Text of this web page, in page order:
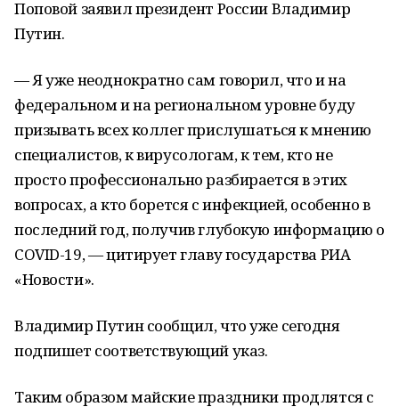
Поповой заявил президент России Владимир
Путин.
— Я уже неоднократно сам говорил, что и на
федеральном и на региональном уровне буду
призывать всех коллег прислушаться к мнению
специалистов, к вирусологам, к тем, кто не
просто профессионально разбирается в этих
вопросах, а кто борется с инфекцией, особенно в
последний год, получив глубокую информацию о
COVID-19, — цитирует главу государства РИА
«Новости».
Владимир Путин сообщил, что уже сегодня
подпишет соответствующий указ.
Таким образом майские праздники продлятся с